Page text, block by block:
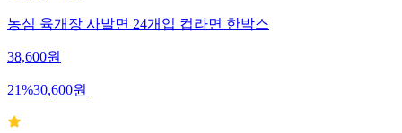
농심 육개장 사발면 24개입 컵라면 한박스
38,600원
21%30,600원